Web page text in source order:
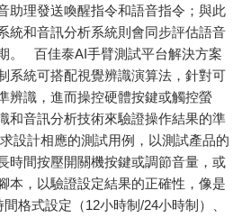
助理發送喚醒指令和語音指令；與此
統和音訊分析系統則會同步評估語音
。 百佳泰AI手臂測試平台解決方案
系統可搭配視覺辨識演算法，針對可
辨識，進而操控硬體按鍵或觸控螢
和音訊分析技術來驗證操作結果的準
設計相應的測試用例，以測試產品的
時間按壓開關機按鍵或調節音量，或
本，以驗證設定結果的正確性，像是
格式設定（12小時制/24小時制）、